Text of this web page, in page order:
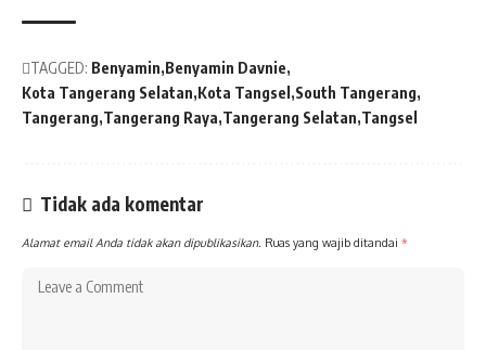
TAGGED: Benyamin Benyamin Davnie
Kota Tangerang Selatan Kota Tangsel South Tangerang
Tangerang Tangerang Raya Tangerang Selatan Tangsel
Tidak ada komentar
Alamat email Anda tidak akan dipublikasikan. Ruas yang wajib ditandai *